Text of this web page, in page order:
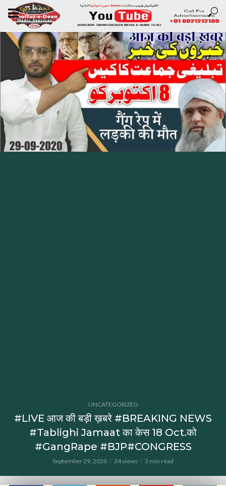
UNCATEGORIZED
#LIVE आज की बड़ी ख़बरे #BREAKING NEWS
#Tablighi Jamaat का केस 18 Oct.को
#GangRape #BJP#CONGRESS
September 29, 2020 34 views 3 min read